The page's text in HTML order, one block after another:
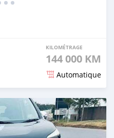
KILOMÉTRAGE
144 000 KM
Automatique